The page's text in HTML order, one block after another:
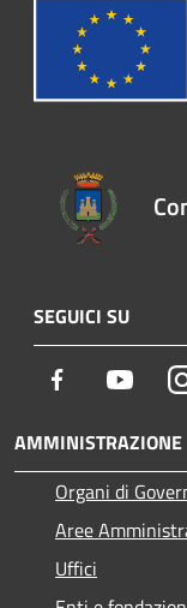
SEGUICI SU
Facebook
AMMINISTRAZIONE
Organi di
Aree
Uffici